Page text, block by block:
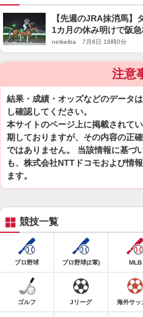
【先週のJRA抹消馬】
1カ月の休み明けで阪
netkeiba 7月6日 16時0分
注意
結果・成績・オッズなどのデータ
し確認してください。
本サイトのページ上に掲載されて
期しておりますが、その内容の正
ではありません。 当該情報に基づ
も、株式会社NTTドコモおよび情
ます。
競技一覧
プロ野球 プロ野球(2軍) MLB
ゴルフ Jリーグ 海外サッ